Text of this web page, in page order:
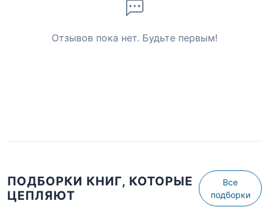
Отзывов пока нет. Будьте первым!
ПОДБОРКИ КНИГ, КОТОРЫЕ
ЦЕПЛЯЮТ
Все
подборки